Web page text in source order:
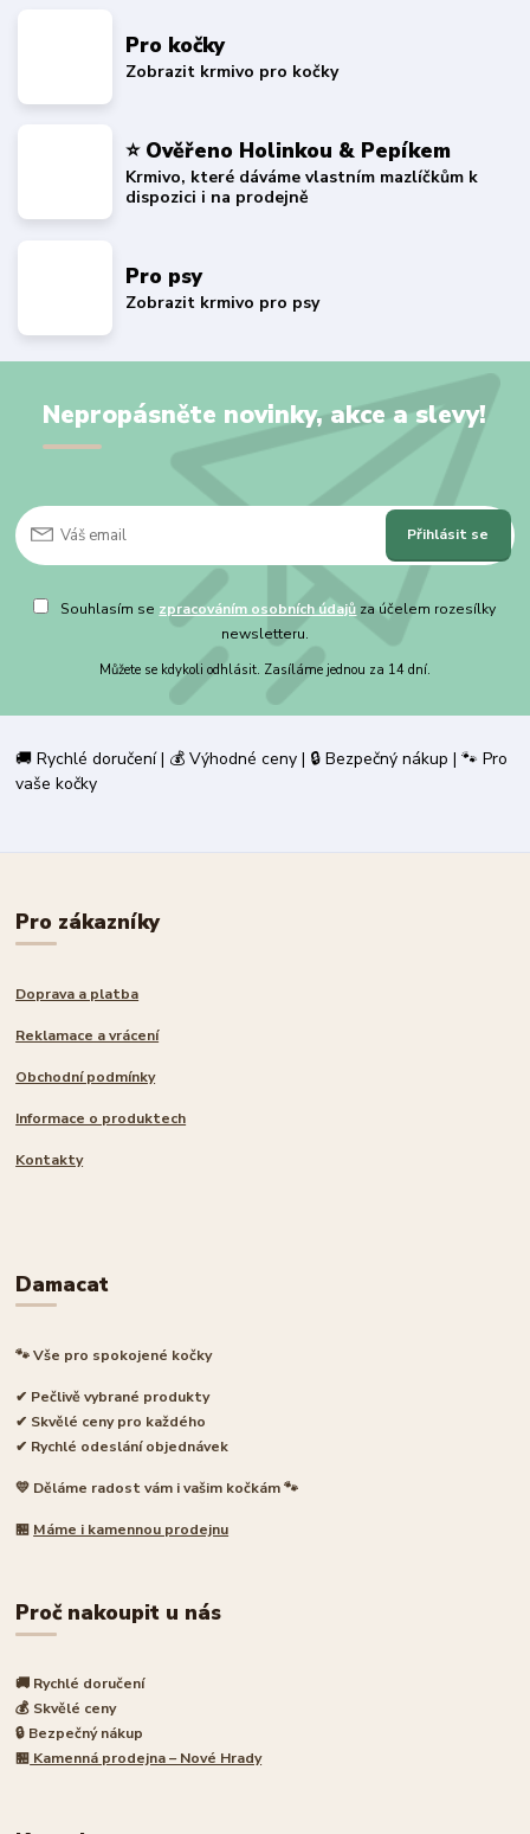
Pro kočky
Zobrazit krmivo pro kočky
⭐ Ověřeno Holinkou & Pepíkem
Krmivo, které dáváme vlastním mazlíčkům k
dispozici i na prodejně
Pro psy
Zobrazit krmivo pro psy
Nepropásněte novinky, akce a slevy!
Přihlásit se
Souhlasím se zpracováním osobních údajů za účelem rozesílky
newsletteru.
Můžete se kdykoli odhlásit. Zasíláme jednou za 14 dní.
🚚 Rychlé doručení | 💰 Výhodné ceny | 🔒 Bezpečný nákup | 🐾 Pro
vaše kočky
Pro zákazníky
Doprava a platba
Reklamace a vrácení
Obchodní podmínky
Informace o produktech
Kontakty
Damacat
🐾 Vše pro spokojené kočky
✔ Pečlivě vybrané produkty
✔ Skvělé ceny pro každého
✔ Rychlé odeslání objednávek
💛 Děláme radost vám i vašim kočkám 🐾
🏪 Máme i kamennou prodejnu
Proč nakoupit u nás
🚚 Rychlé doručení
💰 Skvělé ceny
🔒 Bezpečný nákup
🏪 Kamenná prodejna – Nové Hrady